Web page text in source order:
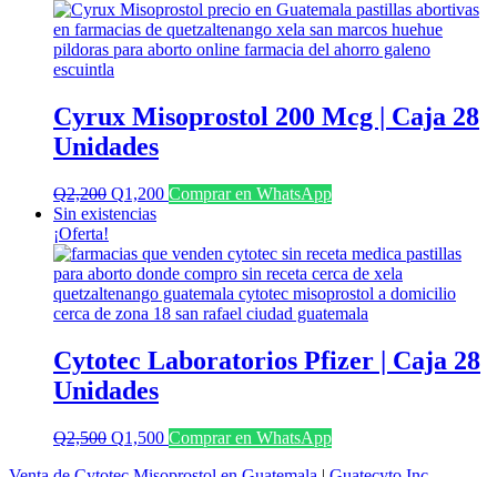
Cyrux Misoprostol 200 Mcg | Caja 28
Unidades
Q2,200 El
precio
era:
Q2,200.
Q1,200El
es:
Q1,200.
Comprar en WhatsApp
Sin existencias
¡Oferta!
Cytotec Laboratorios Pfizer | Caja 28
Unidades
Q2,500 El
Q1,500ElComprar en WhatsApp